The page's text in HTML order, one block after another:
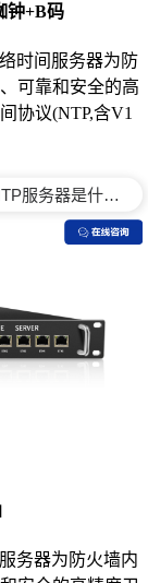
钟+B码
时间服务器为防
可靠和安全的高
协议(NTP,含V1
务器为防火墙内
你们NTP服务器是什么价格？